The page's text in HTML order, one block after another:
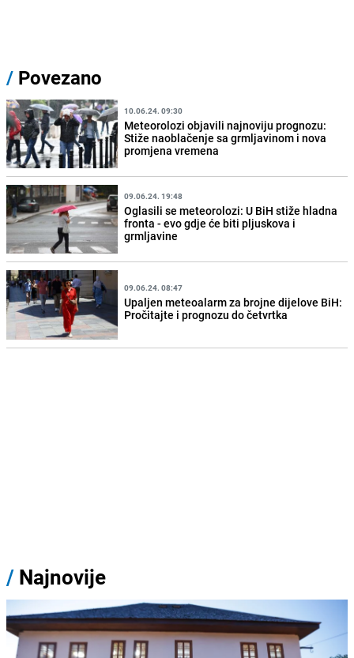
/ Povezano
10.06.24. 09:30
Meteorolozi objavili najnoviju prognozu:
Stiže naoblačenje sa grmljavinom i nova
promjena vremena
09.06.24. 19:48
Oglasili se meteorolozi: U BiH stiže hladna
fronta - evo gdje će biti pljuskova i
grmljavine
09.06.24. 08:47
Upaljen meteoalarm za brojne dijelove BiH:
Pročitajte i prognozu do četvrtka
/ Najnovije